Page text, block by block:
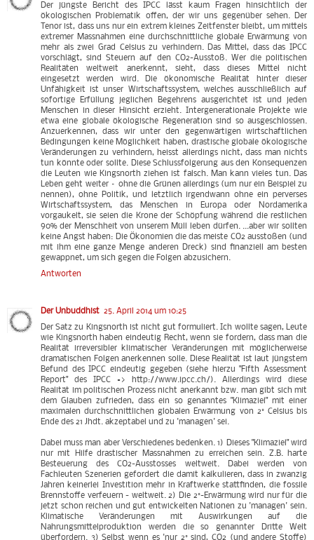
Der jüngste Bericht des IPCC lässt kaum Fragen hinsichtlich der
ökologischen Problematik offen, der wir uns gegenüber sehen. Der
Tenor ist, dass uns nur ein extrem kleines Zeitfenster bleibt, um mittels
extremer Massnahmen eine durchschnittliche globale Erwärmung von
mehr als zwei Grad Celsius zu verhindern. Das Mittel, dass das IPCC
vorschlägt, sind Steuern auf den CO2-Ausstoß. Wer die politischen
Realitäten weltweit anerkennt, sieht, dass dieses Mittel nicht
eingesetzt werden wird. Die ökonomische Realität hinter dieser
Unfähigkeit ist unser Wirtschaftssystem, welches ausschließlich auf
sofortige Erfüllung jeglichen Begehrens ausgerichtet ist und jeden
Menschen in dieser Hinsicht erzieht. Intergenerationale Projekte wie
etwa eine globale ökologische Regeneration sind so ausgeschlossen.
Anzuerkennen, dass wir unter den gegenwärtigen wirtschaftlichen
Bedingungen keine Möglichkeit haben, drastische globale ökologische
Veränderungen zu verhindern, heisst allerdings nicht, dass man nichts
tun könnte oder sollte. Diese Schlussfolgerung aus den Konsequenzen
die Leuten wie Kingsnorth ziehen ist falsch. Man kann vieles tun. Das
Leben geht weiter – ohne die Grünen allerdings (um nur ein Beispiel zu
nennen), ohne Politik, und letztlich irgendwann ohne ein perverses
Wirtschaftssystem, das Menschen in Europa oder Nordamerika
vorgaukelt, sie seien die Krone der Schöpfung während die restlichen
90% der Menschheit von unserem Müll leben dürfen. ...aber wir sollten
keine Angst haben: Die Ökonomien die das meiste CO2 ausstoßen (und
mit ihm eine ganze Menge anderen Dreck) sind finanziell am besten
gewappnet, um sich gegen die Folgen abzusichern.
Antworten
Der Unbuddhist 25. April 2014 um 10:25
Der Satz zu Kingsnorth ist nicht gut formuliert. Ich wollte sagen, Leute
wie Kingsnorth haben eindeutig Recht, wenn sie fordern, dass man die
Realität irreversibler klimatischer Veränderungen mit möglicherweise
dramatischen Folgen anerkennen solle. Diese Realität ist laut jüngstem
Befund des IPCC eindeutig gegeben (siehe hierzu "Fifth Assessment
Report" des IPCC => http://www.ipcc.ch/). Allerdings wird diese
Realität im politischen Prozess nicht anerkannt bzw. man gibt sich mit
dem Glauben zufrieden, dass ein so genanntes "Klimaziel" mit einer
maximalen durchschnittlichen globalen Erwärmung von 2° Celsius bis
Ende des 21 Jhdt. akzeptabel und zu 'managen' sei.
Dabei muss man aber Verschiedenes bedenken. 1) Dieses "Klimaziel" wird
nur mit Hilfe drastischer Massnahmen zu erreichen sein. Z.B. harte
Besteuerung des CO2-Ausstosses weltweit. Dabei werden von
Fachleuten Szenerien gefordert die damit kalkulieren, dass in zwanzig
Jahren keinerlei Investition mehr in Kraftwerke stattfinden, die fossile
Brennstoffe verfeuern - weltweit. 2) Die 2°-Erwärmung wird nur für die
jetzt schon reichen und gut entwickelten Nationen zu 'managen' sein.
Klimatische Veränderungen mit Auswirkungen auf die
Nahrungsmittelproduktion werden die so genannter Dritte Welt
überfordern. 3) Selbst wenn es 'nur 2° sind, CO2 (und andere Stoffe)